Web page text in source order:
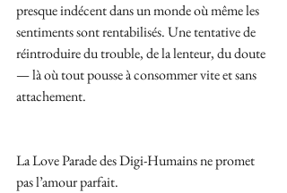
presque indécent dans un monde où même les
sentiments sont rentabilisés. Une tentative de
réintroduire du trouble, de la lenteur, du doute
— là où tout pousse à consommer vite et sans
attachement.
La Love Parade des Digi-Humains ne promet
pas l’amour parfait.